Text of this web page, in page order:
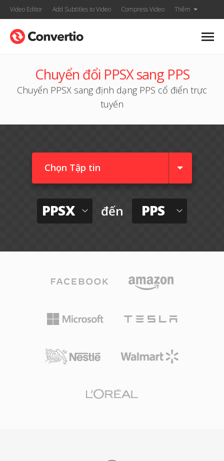
Video Editor Add Subtitles to Video Compress Video Thêm
Chuyển đổi PPSX sang PPS
Chuyển PPSX sang định dạng PPS cổ điển trực
tuyến
Chọn Tập tin
PPSX đến PPS